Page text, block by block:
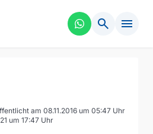
search menu
am 08.11.2016 um 05:47 Uhr
um 17:47 Uhr